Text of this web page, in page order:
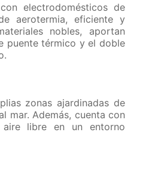
electrodomésticos de
aerotermia, eficiente y
nobles, aportan
puente térmico y el doble
zonas ajardinadas de
mar. Además, cuenta con
libre en un entorno